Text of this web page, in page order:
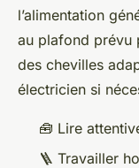
l’alimentation
au plafond prévu
des chevilles
électricien si
🧰 Lire
🪜 Travailler